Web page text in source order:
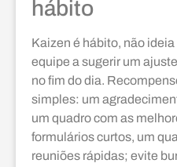
hábito
Kaizen é hábito, não
equipe a sugerir um
no fim do dia.
simples: um
um quadro com as
formulários curtos, um
reuniões rápidas; evite